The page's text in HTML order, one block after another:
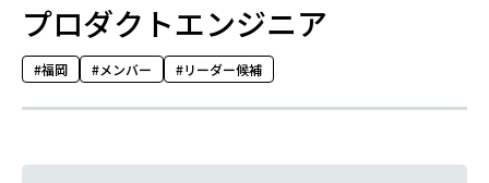
プロダクトエンジニア
福岡 メンバー リーダー候補